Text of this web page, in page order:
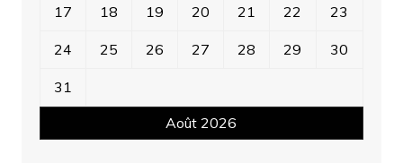
Août 2026
17 18 19 20 21 22 23
24 25 26 27 28 29 30
31